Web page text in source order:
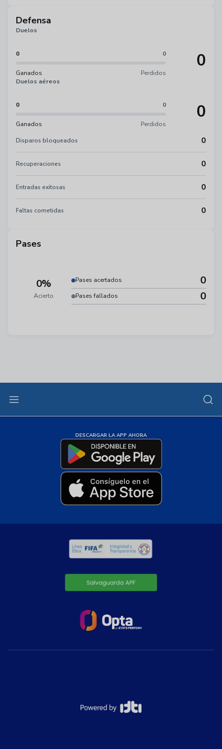
Defensa
Duelos
0 0
Ganados Perdidos
0
Duelos aéreos
0 0
Ganados Perdidos
0
Disparos bloqueados 0
Recuperaciones 0
Entradas exitosas 0
Faltas cometidas 0
Pases
0%
Acierto
Pases acertados 0
Pases fallados 0
DESCARGAR LA APP AHORA